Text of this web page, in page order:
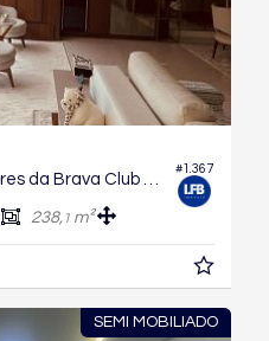
#1.367
Cobertura no Edifício Amores da Brava Club House
238, 1 m²
SEMI MOBILIADO